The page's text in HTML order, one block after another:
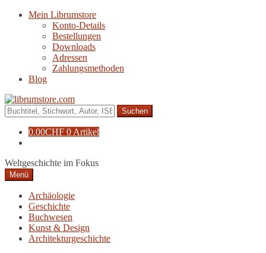
Navigation
Zum
Mein Librumstore
Konto-Details
Bestellungen
Downloads
Adressen
Zahlungsmethoden
Blog
Suche
nach:
0.00CHF 0 Artikel
Weltgeschichte im Fokus
Menü
Archäologie
Geschichte
Buchwesen
Kunst & Design
Architekturgeschichte